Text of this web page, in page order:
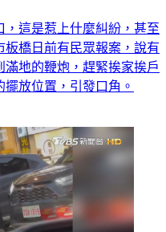
這是惹上什麼糾紛，甚至
橋日前有民眾報案，說有
地的鞭炮，趕緊挨家挨戶
放位置，引發口角。